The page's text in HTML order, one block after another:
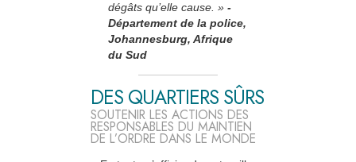
dégâts qu’elle cause. » ­
Département de la police,
Johannesburg, Afrique
du Sud
DES QUARTIERS SÛRS
SOUTENIR LES ACTIONS DES
RESPONSABLES DU MAINTIEN
DE L’ORDRE DANS LE MONDE